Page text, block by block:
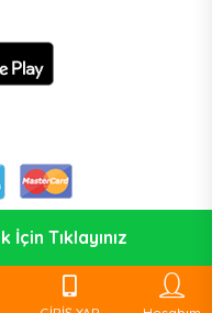
Tıklayınız